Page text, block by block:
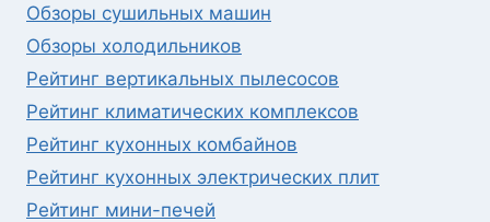
Обзоры сушильных машин
Обзоры холодильников
Рейтинг вертикальных пылесосов
Рейтинг климатических комплексов
Рейтинг кухонных комбайнов
Рейтинг кухонных электрических плит
Рейтинг мини-печей